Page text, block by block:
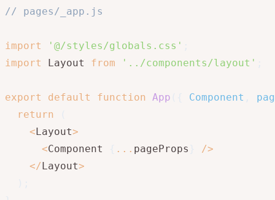
// pages/_app.js
import '@/styles/globals.css'
import
Layout from '../components/layout'
export default function App Component
return
<Layout>
<Component ... pageProps />
</Layout>